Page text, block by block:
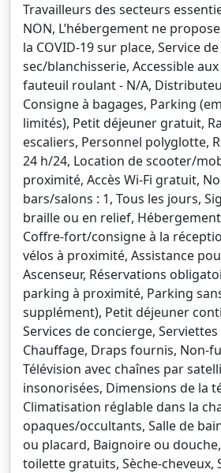
Travailleurs des secteurs
NON, L’hébergement ne
la COVID-19 sur place, Service
sec/blanchisserie, Accessible
fauteuil roulant - N/A,
Consigne à bagages, Parking
limités), Petit déjeuner gratuit,
escaliers, Personnel polyglotte,
24 h/24, Location de scooter/
proximité, Accès Wi-Fi gratuit,
bars/salons : 1, Tous les jours,
braille ou en relief,
Coffre-fort/consigne à la
vélos à proximité, Assistance
Ascenseur, Réservations
parking à proximité, Parking
supplément), Petit déjeuner
Services de concierge,
Chauffage, Draps fournis, Non-
Télévision avec chaînes par
insonorisées, Dimensions de la
Climatisation réglable dans la
opaques/occultants, Salle de
ou placard, Baignoire ou
toilette gratuits, Sèche-cheveux,